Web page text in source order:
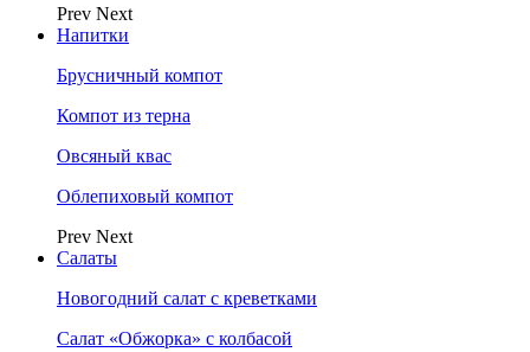
Prev Next
Напитки
Брусничный компот
Компот из терна
Овсяный квас
Облепиховый компот
Prev Next
Салаты
Новогодний салат с креветками
Салат «Обжорка» с колбасой